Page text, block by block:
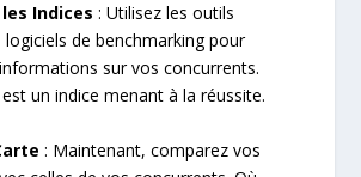
Indices : Utilisez les outils
de benchmarking pour
sur vos concurrents.
un indice menant à la réussite.
: Maintenant, comparez vos